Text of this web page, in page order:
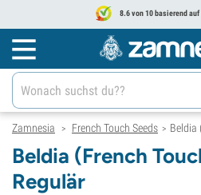
8.6 von 10 basierend
Zamnesia > French Touch Seeds > Beldia
Beldia (French
Regulär